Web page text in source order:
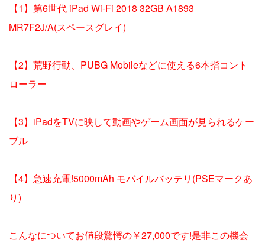
【1】第6世代 iPad Wi-Fi 2018 32GB A1893
MR7F2J/A(スペースグレイ)
【2】荒野行動、PUBG Mobileなどに使える6本指コント
ローラー
【3】iPadをTVに映して動画やゲーム画面が見られるケー
ブル
【4】急速充電!5000mAh モバイルバッテリ(PSEマークあ
り)
こんなについてお値段驚愕の￥27,000です!是非この機会